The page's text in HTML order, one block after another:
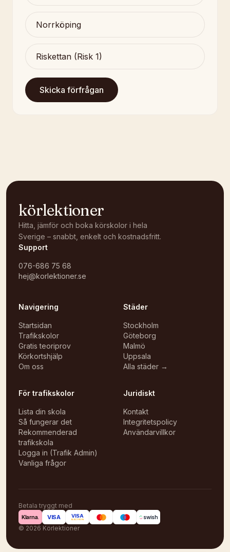
Skicka förfrågan
körlektioner
Hitta, jämför och boka körskolor i hela
Sverige – snabbt, enkelt och kostnadsfritt.
Support
076-686 75 68
hej@korlektioner.se
Navigering
Startsidan
Trafikskolor
Gratis teoriprov
Körkortshjälp
Om oss
Städer
Stockholm
Göteborg
Malmö
Uppsala
Alla städer →
För trafikskolor
Lista din skola
Så fungerar det
Rekommenderad
trafikskola
Logga in (Trafik Admin)
Vanliga frågor
Juridiskt
Kontakt
Integritetspolicy
Användarvillkor
© 2026 Körlektioner
Betala tryggt med
Klarna. VISA VISA
ELECTRON swish